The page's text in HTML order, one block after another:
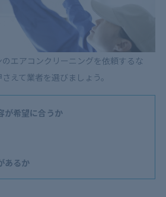
エアコンクリーニングを依頼するな
えて業者を選びましょう。
が希望に合うか
あるか